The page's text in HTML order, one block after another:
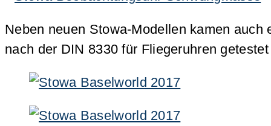
Neben neuen Stowa-Modellen kamen
nach der DIN 8330 für Fliegeruhren